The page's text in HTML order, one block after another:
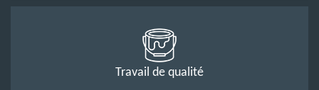
Travail de qualité